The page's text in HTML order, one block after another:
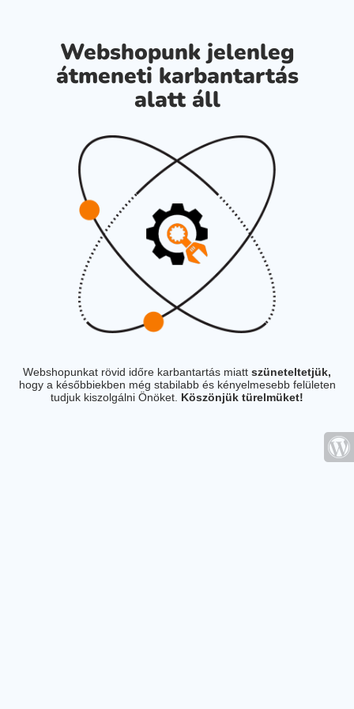
Webshopunk jelenleg
átmeneti karbantartás
alatt áll
Webshopunkat rövid időre karbantartás miatt szüneteltetjük,
hogy a későbbiekben még stabilabb és kényelmesebb felületen
tudjuk kiszolgálni Önöket. Köszönjük türelmüket!